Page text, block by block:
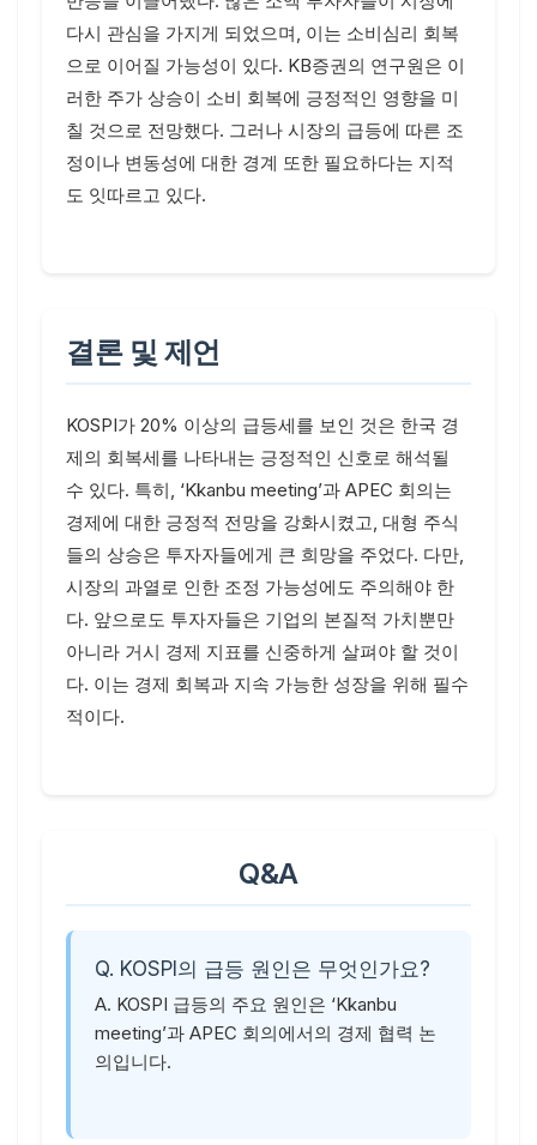
다시 관심을 가지게 되었으며, 이는 소비심리 회복
으로 이어질 가능성이 있다. KB증권의 연구원은 이
러한 주가 상승이 소비 회복에 긍정적인 영향을 미
칠 것으로 전망했다. 그러나 시장의 급등에 따른 조
정이나 변동성에 대한 경계 또한 필요하다는 지적
도 잇따르고 있다.
결론 및 제언
KOSPI가 20% 이상의 급등세를 보인 것은 한국 경
제의 회복세를 나타내는 긍정적인 신호로 해석될
수 있다. 특히, ‘Kkanbu meeting’과 APEC 회의는
경제에 대한 긍정적 전망을 강화시켰고, 대형 주식
들의 상승은 투자자들에게 큰 희망을 주었다. 다만,
시장의 과열로 인한 조정 가능성에도 주의해야 한
다. 앞으로도 투자자들은 기업의 본질적 가치뿐만
아니라 거시 경제 지표를 신중하게 살펴야 할 것이
다. 이는 경제 회복과 지속 가능한 성장을 위해 필수
적이다.
Q&A
Q. KOSPI의 급등 원인은 무엇인가요?
A. KOSPI 급등의 주요 원인은 ‘Kkanbu
meeting’과 APEC 회의에서의 경제 협력 논
의입니다.